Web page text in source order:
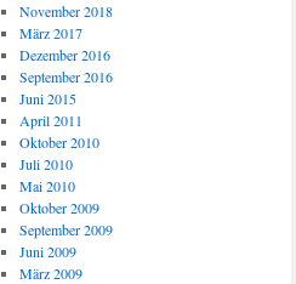
November 2018
März 2017
Dezember 2016
September 2016
Juni 2015
April 2011
Oktober 2010
Juli 2010
Mai 2010
Oktober 2009
September 2009
Juni 2009
März 2009